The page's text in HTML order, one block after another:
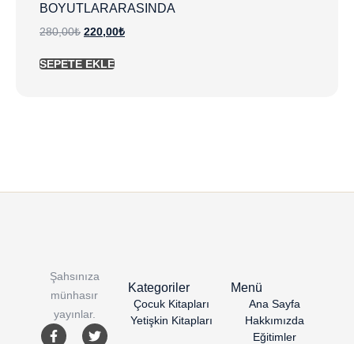
BOYUTLARARASINDA
280,00₺ 220,00₺
SEPETE EKLE
Şahsınıza
münhasır
yayınlar.
Kategoriler
Çocuk Kitapları
Yetişkin Kitapları
Menü
Ana Sayfa
Hakkımızda
Eğitimler